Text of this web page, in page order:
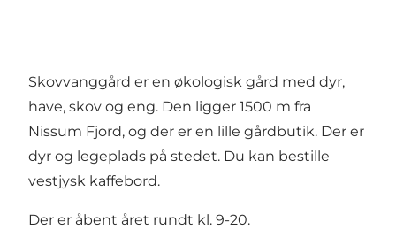
Skovvanggård er en økologisk gård med dyr,
have, skov og eng. Den ligger 1500 m fra
Nissum Fjord, og der er en lille gårdbutik. Der er
dyr og legeplads på stedet. Du kan bestille
vestjysk kaffebord.
Der er åbent året rundt kl. 9-20.